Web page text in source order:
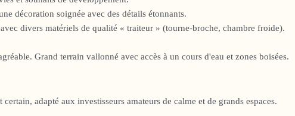
décoration soignée avec des détails étonnants.
divers matériels de qualité « traiteur » (tourne-broche, chambre froide).
Grand terrain vallonné avec accès à un cours d'eau et zones boisées.
adapté aux investisseurs amateurs de calme et de grands espaces.